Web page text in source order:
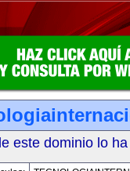
este dominio lo